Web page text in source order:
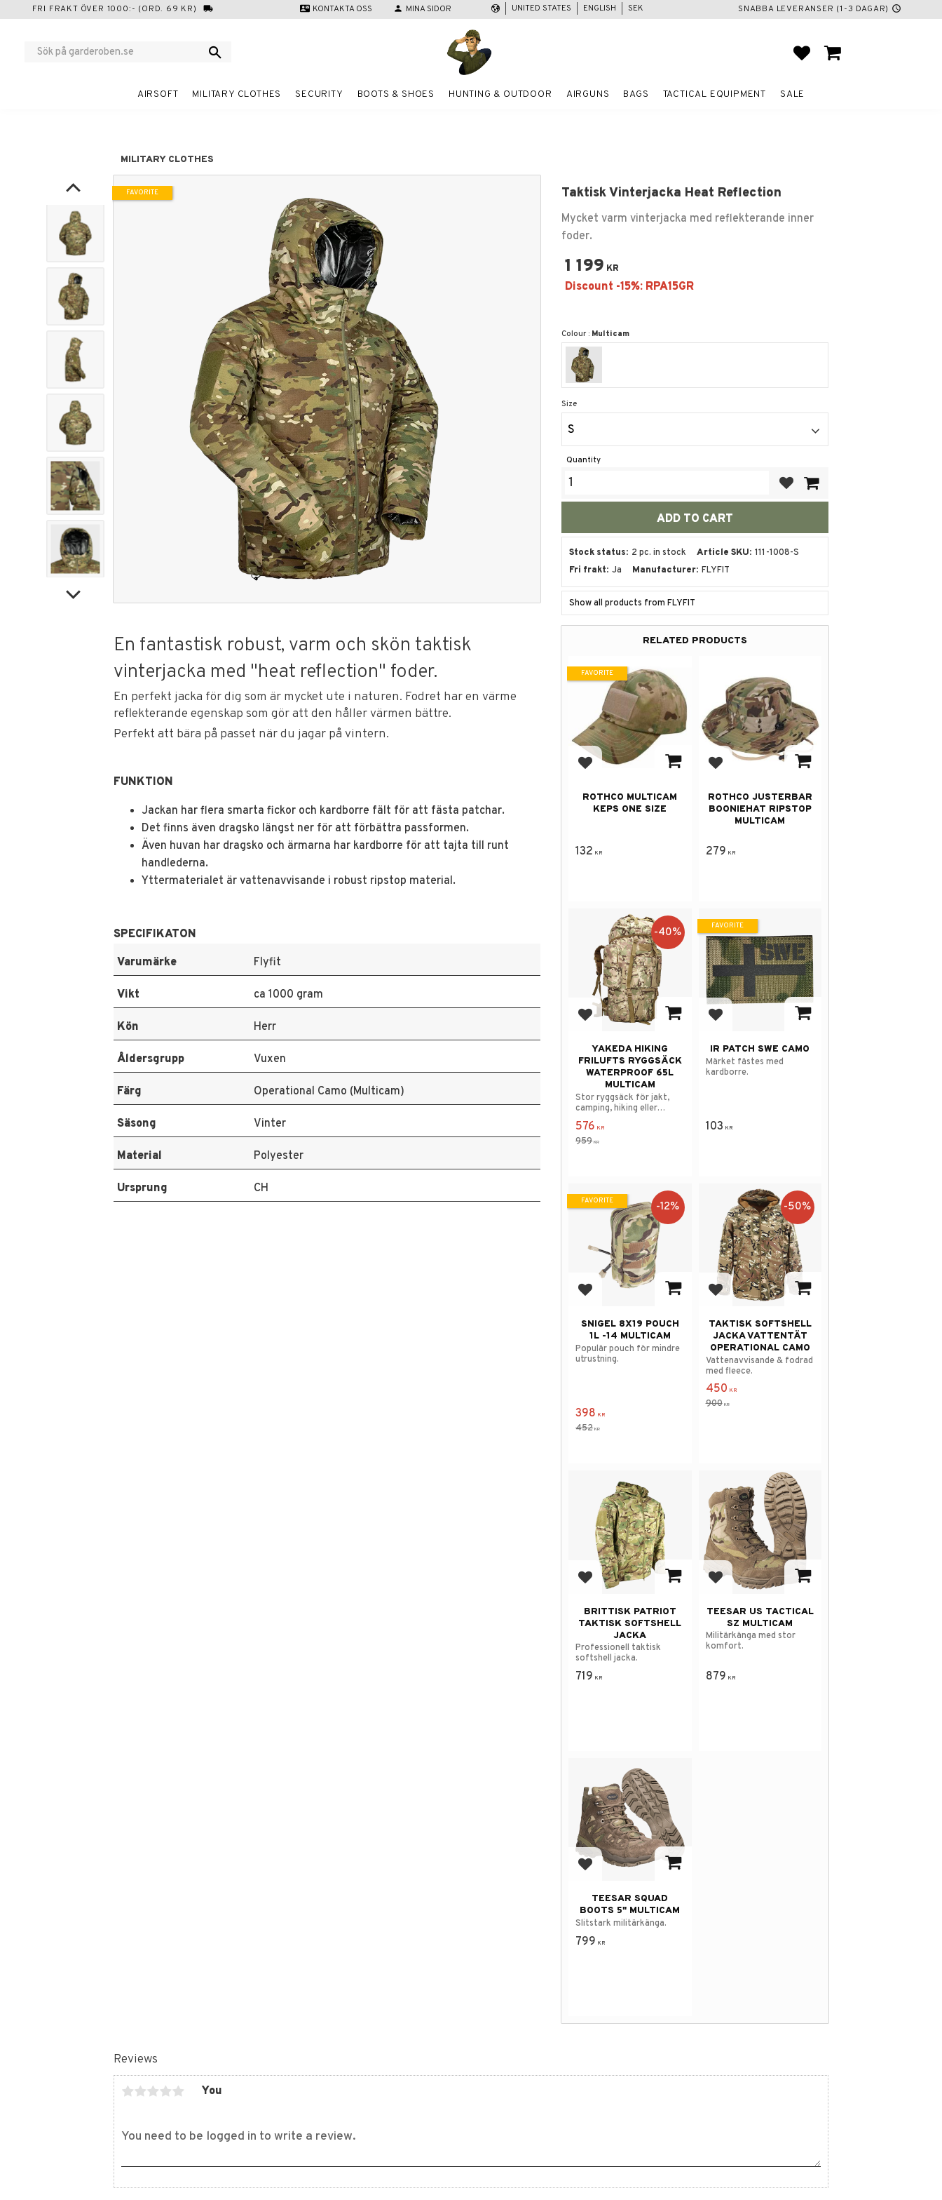
FRI FRAKT ÖVER 1000:- (ORD. 69 KR) local_shipping contact_mail KONTAKTA OSS person MINA SIDOR SNABBA LEVERANSER (1-3 DAGAR) schedule
UNITED STATES ENGLISH SEK
FAVORITES
BASKET
AIRSOFT MILITARY CLOTHES SECURITY BOOTS & SHOES HUNTING & OUTDOOR AIRGUNS BAGS TACTICAL EQUIPMENT SALE
MILITARY CLOTHES
Taktisk Vinterjacka Heat Reflection
Mycket varm vinterjacka med reflekterande inner
foder.
FAVORITE
1 199 KR
Colour : Multicam
Size
S
Quantity
Stock status 2 pc. in stock Article SKU 111-1008-S
Fri frakt Ja Manufacturer FLYFIT
Show all products from FLYFIT
En fantastisk robust, varm och skön taktisk
vinterjacka med "heat reflection" foder.
En perfekt jacka för dig som är mycket ute i naturen. Fodret har en värme
reflekterande egenskap som gör att den håller värmen bättre.
Perfekt att bära på passet när du jagar på vintern.
FUNKTION
Jackan har flera smarta fickor och kardborre fält för att fästa patchar.
Det finns även dragsko längst ner för att förbättra passformen.
Även huvan har dragsko och ärmarna har kardborre för att tajta till runt
handlederna.
Yttermaterialet är vattenavvisande i robust ripstop material.
SPECIFIKATON
Varumärke
Flyfit
Vikt ca 1000 gram
Kön Herr
Åldersgrupp Vuxen
Färg Operational Camo (Multicam)
Säsong Vinter
Material Polyester
Ursprung CH
Reviews
You
RELATED PRODUCTS
Add to favorites
ROTHCO MULTICAM
KEPS ONE SIZE
132 KR
FAVORITE
Add to favorites
ROTHCO JUSTERBAR
BOONIEHAT RIPSTOP
MULTICAM
279 KR
Add to favorites
YAKEDA HIKING
FRILUFTS RYGGSÄCK
WATERPROOF 65L
MULTICAM
Stor ryggsäck för jakt,
camping, hiking eller
taktisk träning.
576 KR
959KR
40%
Add to favorites
IR PATCH SWE CAMO
Märket fästes med
kardborre.
103 KR
FAVORITE
Add to favorites
SNIGEL 8X19 POUCH
1L -14 MULTICAM
Populär pouch för mindre
utrustning.
398 KR
452KR
12%
FAVORITE
Add to favorites
TAKTISK SOFTSHELL
JACKA VATTENTÄT
OPERATIONAL CAMO
Vattenavvisande & fodrad
med fleece.
450 KR
900KR
50%
Add to favorites
BRITTISK PATRIOT
TAKTISK SOFTSHELL
JACKA
Professionell taktisk
softshell jacka.
719 KR
Add to favorites
TEESAR US TACTICAL
SZ MULTICAM
Militärkänga med stor
komfort.
879 KR
Add to favorites
TEESAR SQUAD
BOOTS 5" MULTICAM
Slitstark militärkänga.
799 KR